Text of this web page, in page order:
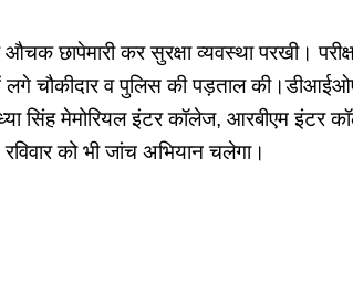
छापेमारी कर सुरक्षा व्यवस्था परखी।
लगे चौकीदार व पुलिस की पड़ताल
सिंह मेमोरियल इंटर कॉलेज, आरबीएम इंटर
को भी जांच अभियान चलेगा।